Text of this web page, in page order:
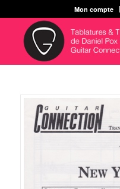
Mon compte